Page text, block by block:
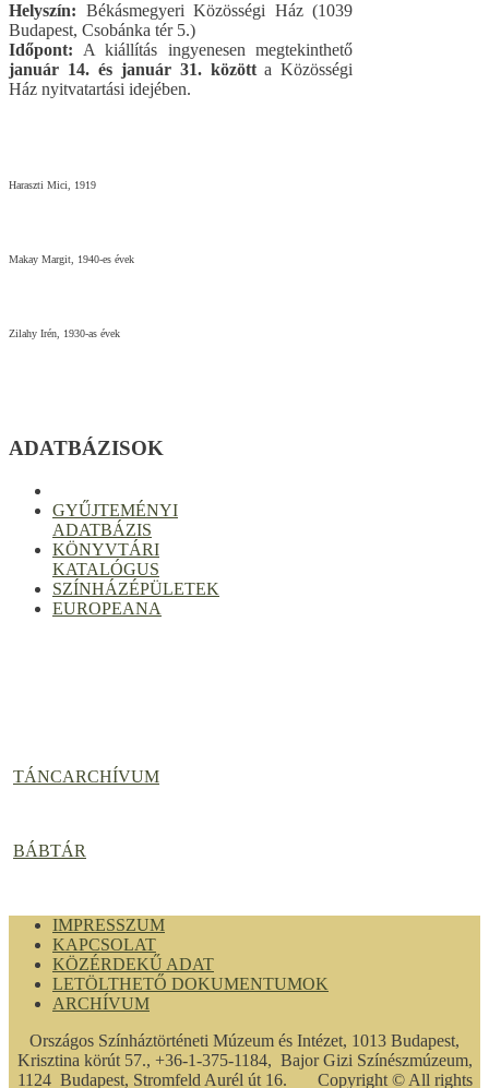
Helyszín: Békásmegyeri Közösségi Ház (1039
Budapest, Csobánka tér 5.)
Időpont: A kiállítás ingyenesen megtekinthető
január 14. és január 31. közötta Közösségi
Ház nyitvatartási idejében.
Haraszti Mici, 1919
Makay Margit, 1940-es évek
Zilahy Irén, 1930-as évek
ADATBÁZISOK
GYŰJTEMÉNYI
ADATBÁZIS
KÖNYVTÁRI
KATALÓGUS
SZÍNHÁZÉPÜLETEK
EUROPEANA
TÁNCARCHÍVUM
BÁBTÁR
IMPRESSZUM
KAPCSOLAT
KÖZÉRDEKŰ ADAT
LETÖLTHETŐ DOKUMENTUMOK
ARCHÍVUM
Országos Színháztörténeti Múzeum és Intézet, 1013 Budapest,
Krisztina körút 57., +36-1-375-1184, Bajor Gizi Színészmúzeum,
1124 Budapest, Stromfeld Aurél út 16. Copyright © All rights